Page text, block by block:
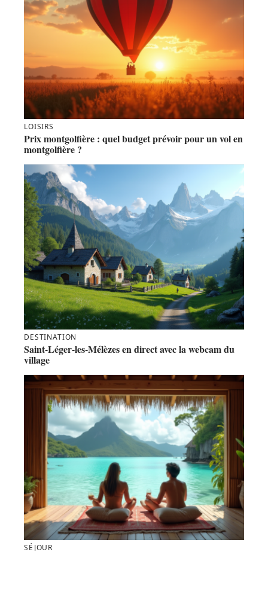
LOISIRS
Prix montgolfière : quel budget prévoir pour un vol en
montgolfière ?
DESTINATION
Saint-Léger-les-Mélèzes en direct avec la webcam du
village
SÉJOUR